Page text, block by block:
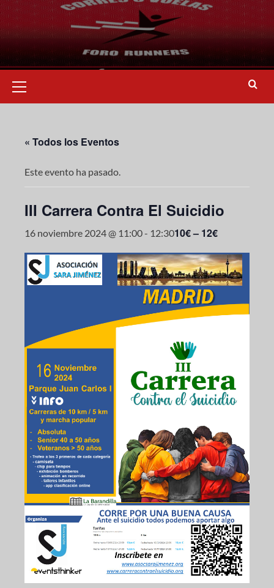
« Todos los Eventos
Este evento ha pasado.
III Carrera Contra El Suicidio
16 noviembre 2024 @ 11:00- 12:3010€ – 12€